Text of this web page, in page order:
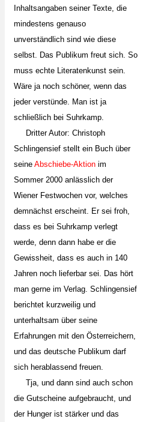
Inhaltsangaben seiner Texte, die
mindestens genauso
unverständlich sind wie diese
selbst. Das Publikum freut sich. So
muss echte Literatenkunst sein.
Wäre ja noch schöner, wenn das
jeder verstünde. Man ist ja
schließlich bei Suhrkamp.
Dritter Autor: Christoph
Schlingensief stellt ein Buch über
seine Abschiebe-Aktion im
Sommer 2000 anlässlich der
Wiener Festwochen vor, welches
demnächst erscheint. Er sei froh,
dass es bei Suhrkamp verlegt
werde, denn dann habe er die
Gewissheit, dass es auch in 140
Jahren noch lieferbar sei. Das hört
man gerne im Verlag. Schlingensief
berichtet kurzweilig und
unterhaltsam über seine
Erfahrungen mit den Österreichern,
und das deutsche Publikum darf
sich herablassend freuen.
Tja, und dann sind auch schon
die Gutscheine aufgebraucht, und
der Hunger ist stärker und das